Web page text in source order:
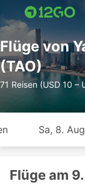
Flüge von
(TAO)
71 Reisen (USD 10 –
Sa, 8.
Flüge am